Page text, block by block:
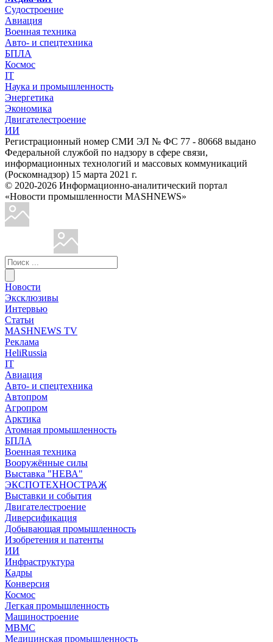
Судостроение
Авиация
Военная техника
Авто- и спецтехника
БПЛА
Космос
IT
Наука и промышленность
Энергетика
Экономика
Двигателестроение
ИИ
Регистрационный номер СМИ ЭЛ № ФС 77 - 80668 выдано
Федеральной службой по надзору в сфере связи,
информационных технологий и массовых коммуникаций
(Роскомнадзор) 15 марта 2021 г.
© 2020-2026 Информационно-аналитический портал
«Новости промышленности MASHNEWS»
Новости
Эксклюзивы
Интервью
Статьи
MASHNEWS TV
Реклама
HeliRussia
IT
Авиация
Авто- и спецтехника
Автопром
Агропром
Арктика
Атомная промышленность
БПЛА
Военная техника
Вооружённые силы
Выставка "НЕВА"
ЭКСПОТЕХНОСТРАЖ
Выставки и события
Двигателестроение
Диверсификация
Добывающая промышленность
Изобретения и патенты
ИИ
Инфраструктура
Кадры
Конверсия
Космос
Легкая промышленность
Машиностроение
МВМС
Медицинская промышленность